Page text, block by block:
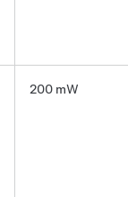
200 mW